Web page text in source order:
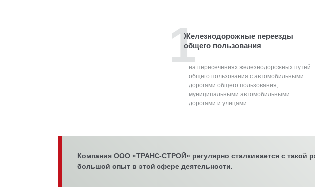
Железнодорожные переезды
общего пользования
на пересечениях железнодорожных путей
общего пользования с автомобильными
дорогами общего пользования,
муниципальными автомобильными
дорогами и улицами
Компания ООО «ТРАНС-СТРОЙ» регулярно сталкивается с такой
большой опыт в этой сфере деятельности.